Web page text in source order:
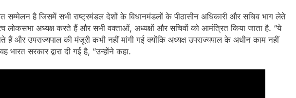
सम्मेलन है जिसमें सभी राष्ट्रमंडल देशों के विधानमंडलों के पीठासीन अधिकारी और सचिव भाग लेते
लोकसभा अध्यक्ष करते हैं और सभी वक्ताओं, अध्यक्षों और सचिवों को आमंत्रित किया जाता है. “ये
और उपराज्यपाल की मंजूरी कभी नहीं मांगी गई क्योंकि अध्यक्ष उपराज्यपाल के अधीन काम नहीं
सरकार द्वारा दी गई है, ”उन्होंने कहा.